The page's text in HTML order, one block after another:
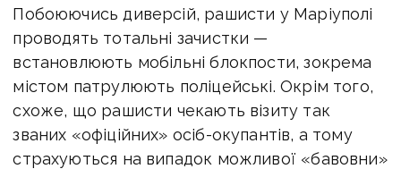
Побоюючись диверсій, рашисти у Маріуполі
проводять тотальні зачистки —
встановлюють мобільні блокпости, зокрема
містом патрулюють поліцейські. Окрім того,
схоже, що рашисти чекають візиту так
званих «офіційних» осіб-окупантів, а тому
страхуються на випадок можливої «бавовни»